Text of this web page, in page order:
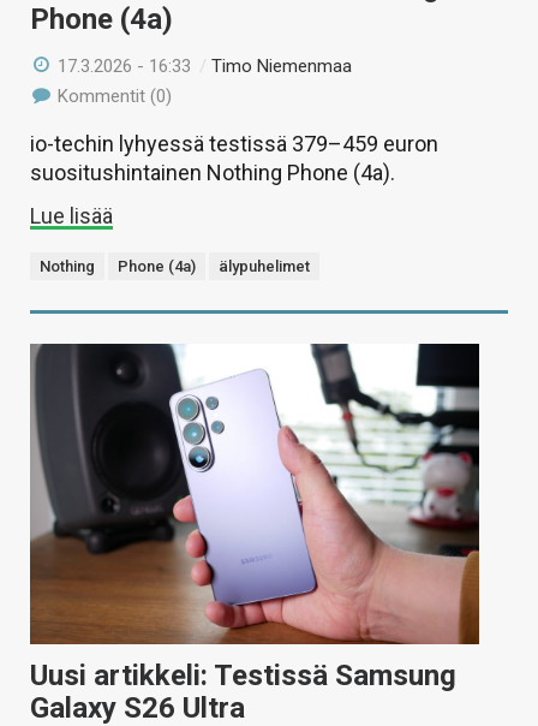
Phone (4a)
17.3.2026 - 16:33 /Timo Niemenmaa
Kommentit (0)
io-techin lyhyessä testissä 379–459 euron
suositushintainen Nothing Phone (4a).
Lue lisää
Nothing Phone (4a) älypuhelimet
Uusi artikkeli: Testissä Samsung
Galaxy S26 Ultra